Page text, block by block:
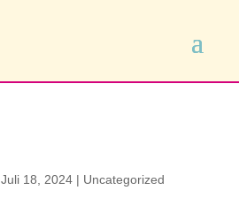
Juli 18, 2024| Uncategorized